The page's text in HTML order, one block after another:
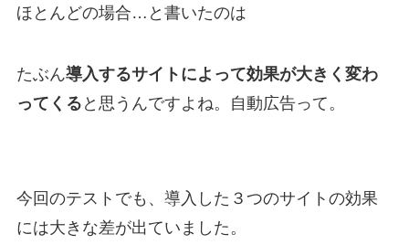
ほとんどの場合…と書いたのは
たぶん導入するサイトによって効果が大きく変わ
ってくる と思うんですよね。自動広告って。
今回のテストでも、導入した３つのサイトの効果
には大きな差が出ていました。